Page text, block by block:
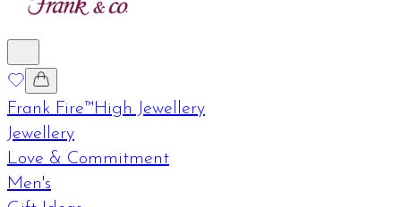
Frank Fire™High Jewellery
Jewellery
Love & Commitment
Men's